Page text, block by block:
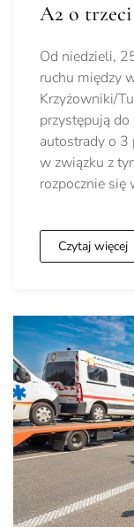
A2 o
Od niedzieli,
ruchu między
Krzyżowniki/
przystępują
autostrady o 3
w związku z
rozpocznie się
Czytaj więcej